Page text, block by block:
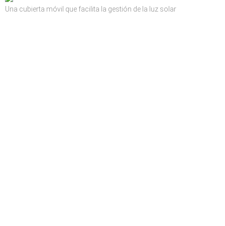
Una cubierta móvil que facilita la gestión de la luz solar